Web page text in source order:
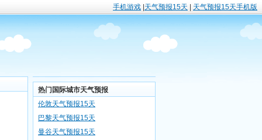
手机游戏 天气预报15天 天气预报15天手机版
热门国际城市天气预报
伦敦天气预报15天
巴黎天气预报15天
曼谷天气预报15天